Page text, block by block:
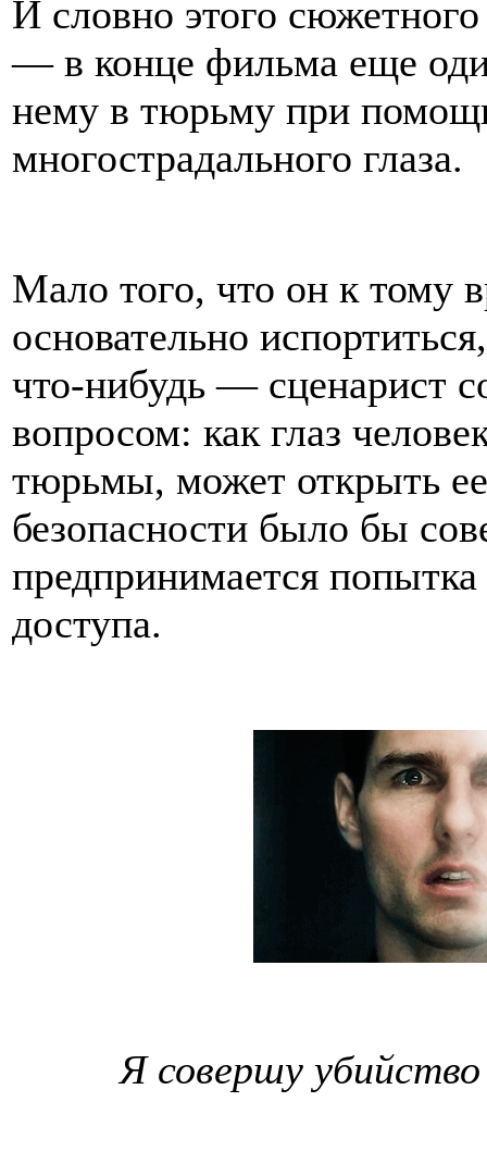
И словно этого
— в конце фильма еще
нему в тюрьму при
многострадального глаза.
Мало того, что он к тому
основательно
что-нибудь — сценарист
вопросом: как глаз
тюрьмы, может открыть
безопасности было бы
предпринимается
доступа.
Я совершу